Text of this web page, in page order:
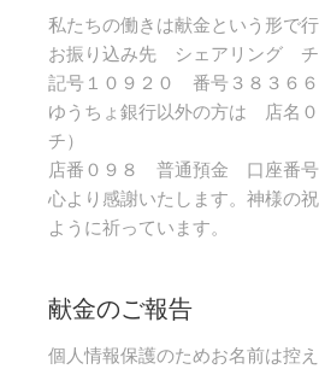
私たちの働きは献金という形で行
お振り込み先 シェアリング チ
記号１０９２０ 番号３８３６６
ゆうちょ銀行以外の方は 店名
チ）
店番０９８ 普通預金 口座番号
心より感謝いたします。神様の
ように祈っています。
献金のご報告
個人情報保護のためお名前は控